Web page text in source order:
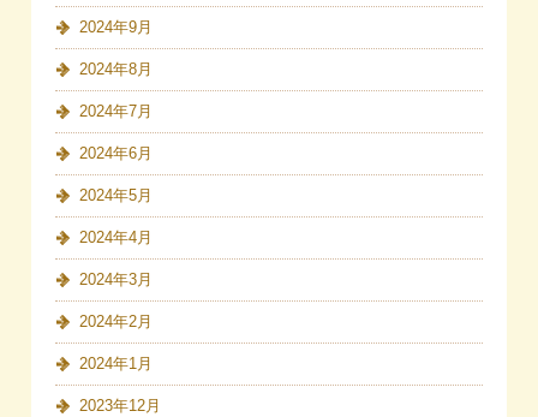
2024年9月
2024年8月
2024年7月
2024年6月
2024年5月
2024年4月
2024年3月
2024年2月
2024年1月
2023年12月